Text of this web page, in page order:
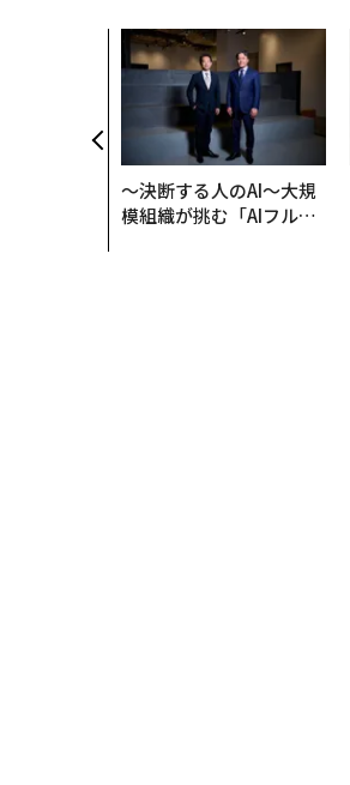
〜決断する人のAI〜大規
模組織が挑む「AIフル実